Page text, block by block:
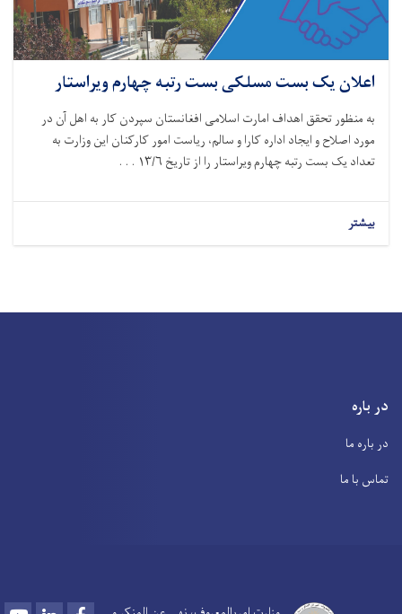
اعلان یک بست مسلکی بست رتبه چهارم ویراستار
به منظور تحقق اهداف امارت اسلامی افغانستان سپردن کار به اهل آن در
مورد اصلاح و ایجاد اداره کارا و سالم، ریاست امور کارکنان این وزارت به
تعداد یک بست رتبه چهارم ویراستار را از تاریخ
۱۳/۶ . . .
بیشتر
در باره
در باره ما
تماس با ما